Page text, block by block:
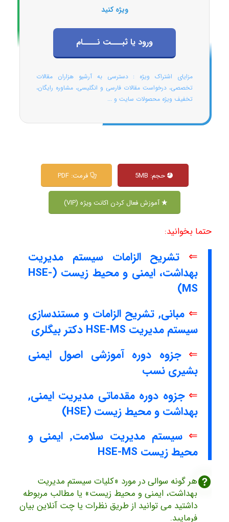
ویژه کنید
ورود یا ثبـــت نــــام
مزایای اشتراک ویژه : دسترسی به آرشیو هزاران مقالات
تخصصی، درخواست مقالات فارسی و انگلیسی، مشاوره رایگان،
تخفیف ویژه محصولات سایت و ...
حجم: 5MB فرمت: PDF
آموزش فعال کردن اکانت ویژه (VIP)
حتما بخوانید:
⇐ تشریح الزامات سیستم مدیریت
بهداشت، ایمنی و محیط زیست (HSE-
MS)
⇐ مبانی, تشریح الزامات و مستندسازی
سیستم مدیریت HSE-MS دکتر بیگلری
⇐جزوه دوره آموزشی اصول ایمنی
بشیری نسب
⇐جزوه دوره مقدماتی مدیریت ایمنی,
بهداشت و محیط زیست (HSE)
⇐
سیستم مدیریت سلامت٬ ایمنی و
محیط زیست HSE-MS
هر گونه سوالی در مورد «کلیات سیستم مدیریت
بهداشت، ایمنی و محیط زیست» یا مطالب مربوطه
داشتید می توانید از طریق نظرات یا چت آنلاین بیان
فرمایید.